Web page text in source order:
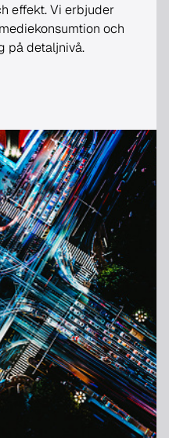
effekt. Vi erbjuder
och
på detaljnivå.